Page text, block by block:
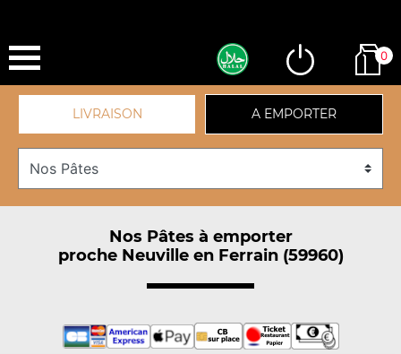
0
LIVRAISON A EMPORTER
Nos Pâtes à emporter
proche Neuville en Ferrain (59960)